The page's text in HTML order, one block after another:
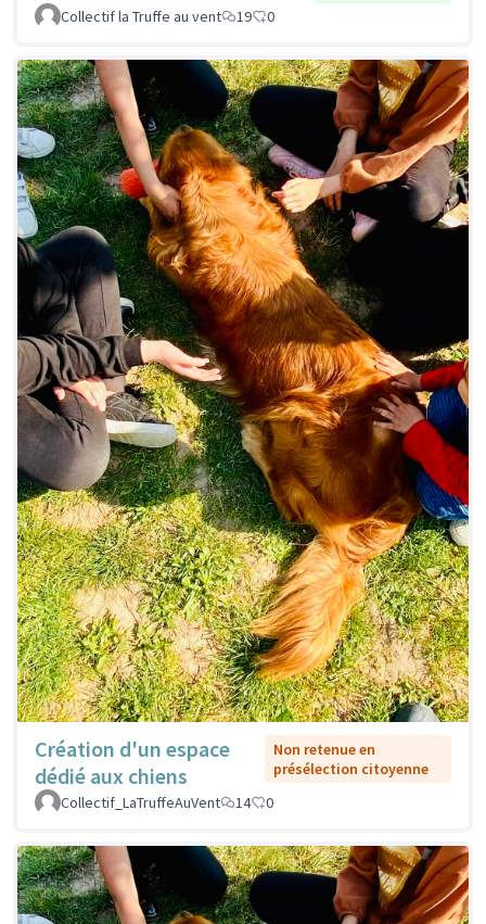
Collectif la Truffe au vent
19 0
Création d'un espace
dédié aux chiens
Non retenue en
présélection citoyenne
Collectif_LaTruffeAuVent
14 0